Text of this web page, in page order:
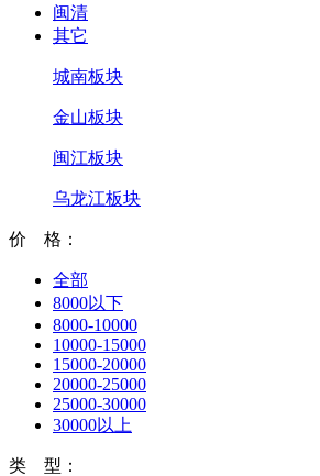
闽清
其它
城南板块
金山板块
闽江板块
乌龙江板块
价 格：
全部
8000以下
8000-10000
10000-15000
15000-20000
20000-25000
25000-30000
30000以上
类 型：